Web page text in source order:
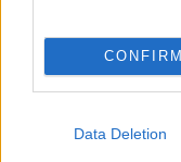
CONFIRM
Data Deletion
31/07/2026 - 10:24πμ